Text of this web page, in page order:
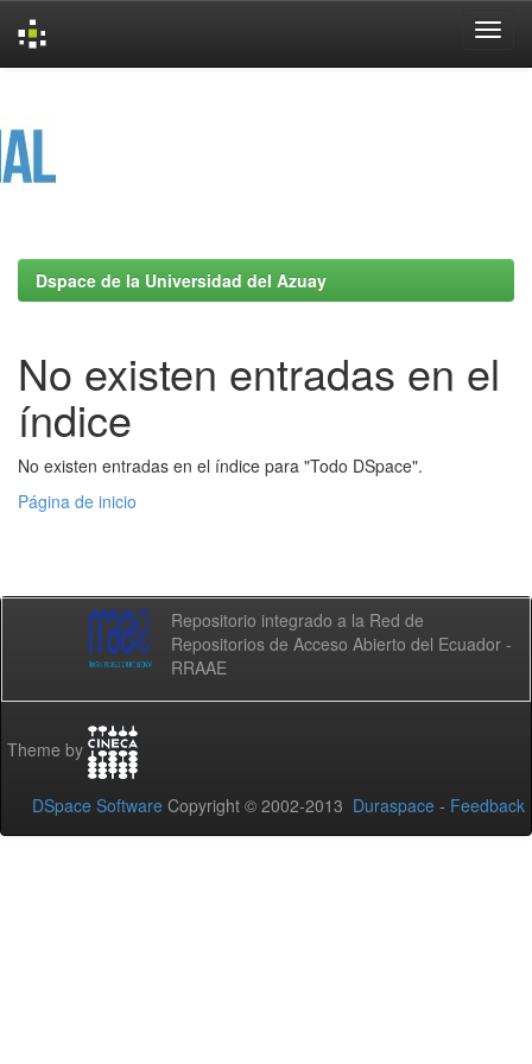
Dspace de la Universidad del Azuay
No existen entradas en el
índice
No existen entradas en el índice para "Todo DSpace".
Página de inicio
Repositorio integrado a la Red de
Repositorios de Acceso Abierto del Ecuador -
RRAAE
Theme by
DSpace Software Copyright © 2002-2013 Duraspace - Feedback